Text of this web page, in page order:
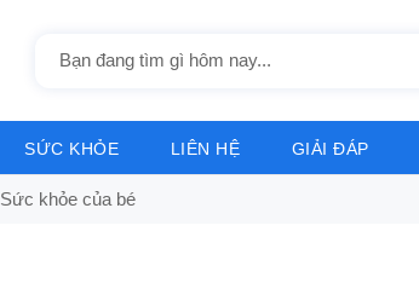
SỨC KHỎE LIÊN HỆ GIẢI ĐÁP
Sức khỏe của bé